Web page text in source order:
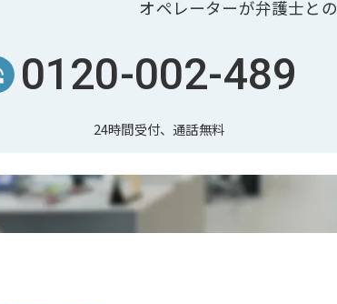
オペレーターが弁護士との
0120-002-489
24時間受付、通話無料